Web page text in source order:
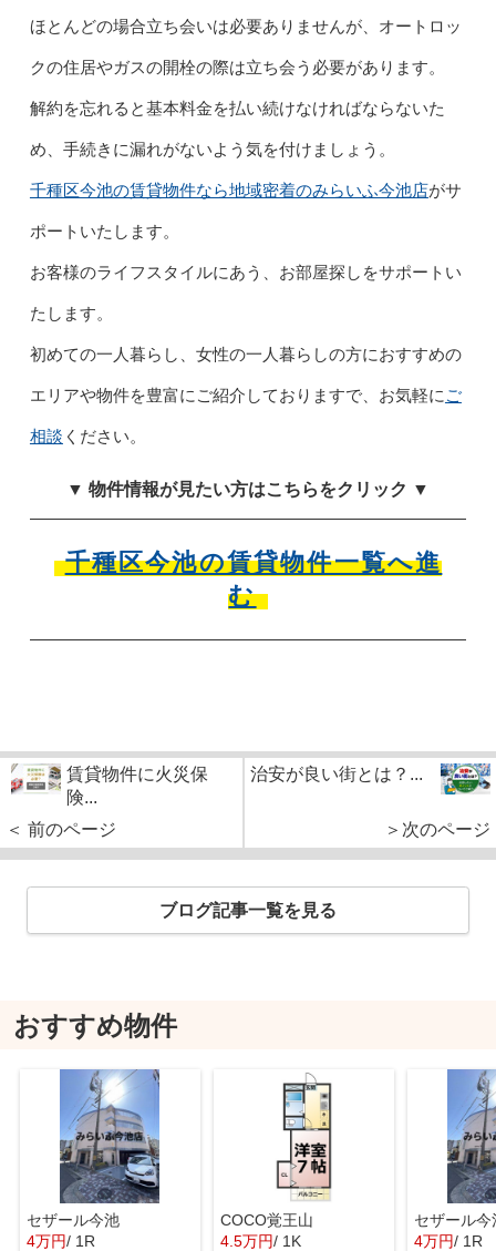
ほとんどの場合立ち会いは必要ありませんが、オートロッ
クの住居やガスの開栓の際は立ち会う必要があります。
解約を忘れると基本料金を払い続けなければならないた
め、手続きに漏れがないよう気を付けましょう。
千種区今池の賃貸物件なら地域密着のみらいふ今池店がサ
ポートいたします。
お客様のライフスタイルにあう、お部屋探しをサポートい
たします。
初めての一人暮らし、女性の一人暮らしの方におすすめの
エリアや物件を豊富にご紹介しておりますで、お気軽にご
相談 ください。
▼ 物件情報が見たい方はこちらをクリック ▼
千種区今池の賃貸物件一覧へ進
む
賃貸物件に火災保
険...
＜ 前のページ
治安が良い街とは？...
＞次のページ
ブログ記事一覧を見る
おすすめ物件
セザール今池
4万円/ 1R
COCO覚王山
4.5万円/ 1K
セザール今
4万円/ 1R